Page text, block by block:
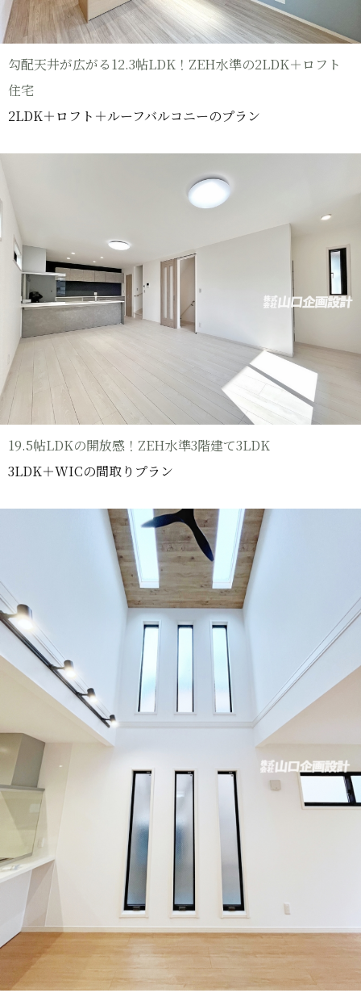
勾配天井が広がる12.3帖LDK！ZEH水準の2LDK＋ロフト
住宅
2LDK＋ロフト＋ルーフバルコニーのプラン
19.5帖LDKの開放感！ZEH水準3階建て3LDK
3LDK＋WICの間取りプラン